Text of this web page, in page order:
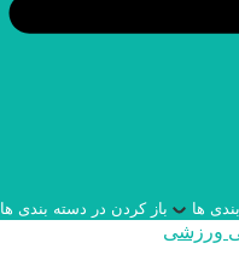
ها باز کردن در دسته بندی ها
ورزشی